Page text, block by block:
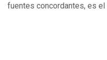
fuentes concordantes, es el